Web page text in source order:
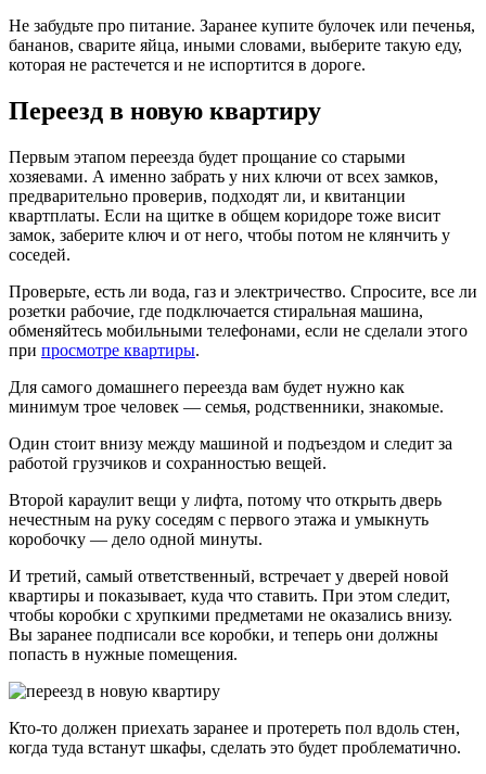
Не забудьте про питание. Заранее купите булочек или печенья,
бананов, сварите яйца, иными словами, выберите такую еду,
которая не растечется и не испортится в дороге.
Переезд в новую квартиру
Первым этапом переезда будет прощание со старыми
хозяевами. А именно забрать у них ключи от всех замков,
предварительно проверив, подходят ли, и квитанции
квартплаты. Если на щитке в общем коридоре тоже висит
замок, заберите ключ и от него, чтобы потом не клянчить у
соседей.
Проверьте, есть ли вода, газ и электричество. Спросите, все ли
розетки рабочие, где подключается стиральная машина,
обменяйтесь мобильными телефонами, если не сделали этого
при просмотре квартиры.
Для самого домашнего переезда вам будет нужно как
минимум трое человек — семья, родственники, знакомые.
Один стоит внизу между машиной и подъездом и следит за
работой грузчиков и сохранностью вещей.
Второй караулит вещи у лифта, потому что открыть дверь
нечестным на руку соседям с первого этажа и умыкнуть
коробочку — дело одной минуты.
И третий, самый ответственный, встречает у дверей новой
квартиры и показывает, куда что ставить. При этом следит,
чтобы коробки с хрупкими предметами не оказались внизу.
Вы заранее подписали все коробки, и теперь они должны
попасть в нужные помещения.
Кто-то должен приехать заранее и протереть пол вдоль стен,
когда туда встанут шкафы, сделать это будет проблематично.